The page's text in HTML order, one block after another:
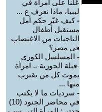
عَلَناً على امرأة في
ليبيا، ماذا نعرف ع ...
-كيف غيّر حكم أمل
مستقبل أطفال
الناجيات من الاغتصاب
في مصر؟
- المسلسل الكوري
-قبلة الحورية-.. امرأة
يموت كل من يقترب
منها ...
- سرديات ما لا يكتب
في محاضر الجنود (10)